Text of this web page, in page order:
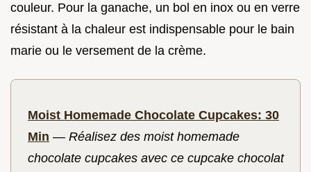
couleur. Pour la ganache, un bol en inox ou en verre
résistant à la chaleur est indispensable pour le bain
marie ou le versement de la crème.
Moist Homemade Chocolate Cupcakes: 30
Min — Réalisez des moist homemade
chocolate cupcakes avec ce cupcake chocolat